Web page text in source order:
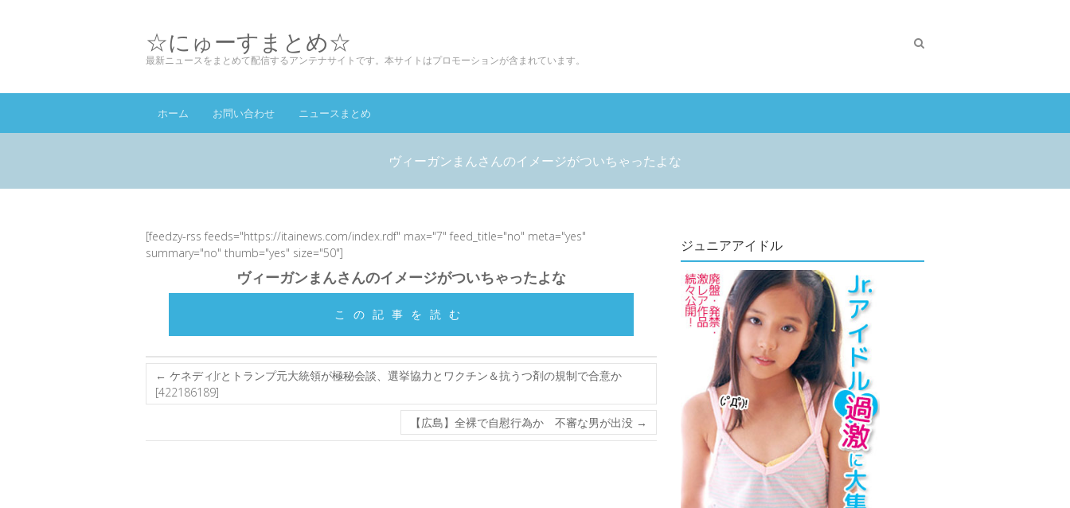
☆にゅーすまとめ☆
最新ニュースをまとめて配信するアンテナサイトです。本サイトはプロモーションが含まれています。
ホーム お問い合わせ ニュースまとめ
ヴィーガンまんさんのイメージがついちゃったよな
[feedzy-rss feeds="https://itainews.com/index.rdf" max="7" feed_title="no" meta="yes"
summary="no" thumb="yes" size="50"]
ヴィーガンまんさんのイメージがついちゃったよな
この記事を読む
← ケネディJrとトランプ元大統領が極秘会談、選挙協力とワクチン＆抗うつ剤の規制で合意か
[422186189]
【広島】全裸で自慰行為か 不審な男が出没 →
ジュニアアイドル